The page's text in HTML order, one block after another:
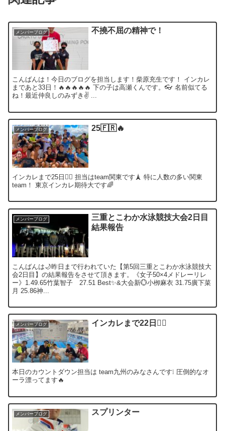
メンバーブログ 不撓不屈の精神で！
こんばんは！今日のブログを担当します！柴原充生です！ インカレ
まであと33日！🔥🔥🔥🔥🔥 下の子は高瀬くんです。👓 名前似てる
ね！最近仲良しのみずき✌️ ...
メンバーブログ 25🇫🇷🔥
インカレまで25日❤️‍🔥 担当はteam関東です🗼 特に人数の多い関東
team！ 東京インカレ期待大です🌈
メンバーブログ
三重とこわか水泳競技大会2日目
結果報告
こんばんは🌙昨日まで行われていた【第5回三重とこわか水泳競技大
会2日目】の結果報告をさせて頂きます。《女子50×4メドレーリレ
ー》1.49.65竹葉智子 27.51 Best✨&大会新💮小栁麻衣 31.75廣下菜
月 25.86神...
メンバーブログ インカレまで22日❤️‍🔥
本日のカウントダウン担当は team九州のみなさんです❕ 圧倒的なオ
ーラ漂ってます🔥
メンバーブログ スプリンター